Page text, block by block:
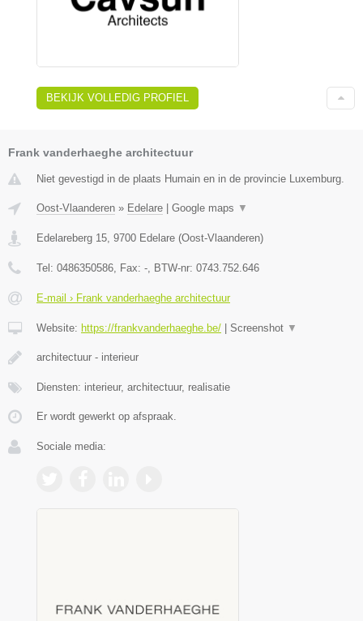
BEKIJK VOLLEDIG PROFIEL
Frank vanderhaeghe architectuur
Niet gevestigd in de plaats Humain en in de provincie Luxemburg.
Oost-Vlaanderen » Edelare Google maps ▼
Edelareberg 15, 9700 Edelare (Oost-Vlaanderen)
Tel: 0486350586, Fax: -, BTW-nr: 0743.752.646
E-mail › Frank vanderhaeghe architectuur
Website: https://frankvanderhaeghe.be/ Screenshot ▼
architectuur - interieur
Diensten: interieur, architectuur, realisatie
Er wordt gewerkt op afspraak.
Sociale media: